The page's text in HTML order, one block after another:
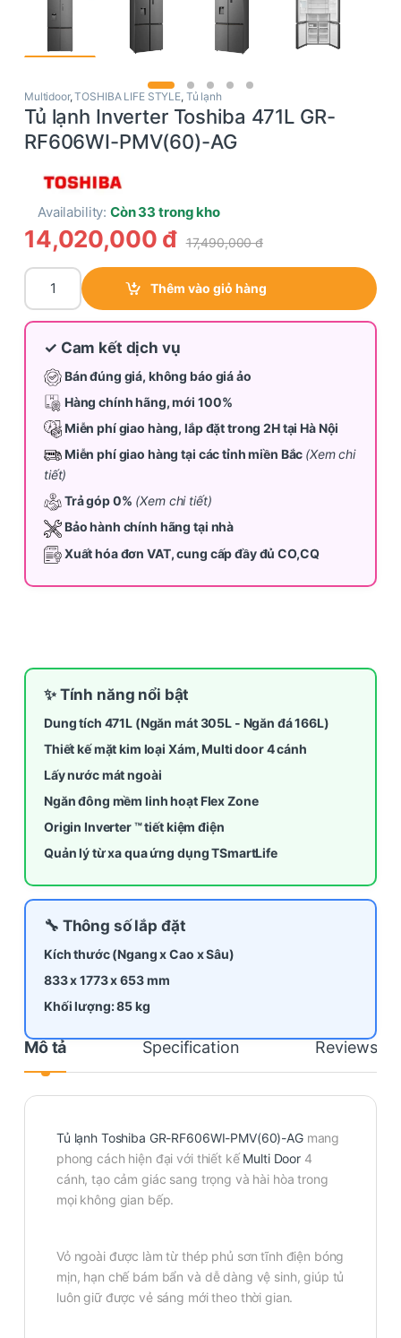
Multidoor,TOSHIBA LIFE STYLE, Tủ lạnh
Tủ lạnh Inverter Toshiba 471L GR-
RF606WI-PMV(60)-AG
Availability:Còn 33 trong kho
14,020,000 đ 17,490,000đ
Tủ lạnh Inverter Toshiba 471L GR-RF606WI-PMV(60)-AG
Thêm vào giỏ hàng
✓ Cam kết dịch vụ
Bán đúng giá, không báo giá ảo
Hàng chính hãng, mới 100%
Miễn phí giao hàng, lắp đặt trong 2H tại Hà Nội
Miễn phí giao hàng tại các tỉnh miền Bắc (Xem chi
tiết)
Trả góp 0% (Xem chi tiết)
Bảo hành chính hãng tại nhà
Xuất hóa đơn VAT, cung cấp đầy đủ CO,CQ
✨ Tính năng nổi bật
Dung tích 471L (Ngăn mát 305L - Ngăn đá 166L)
Thiết kế mặt kim loại Xám, Multi door 4 cánh
Lấy nước mát ngoài
Ngăn đông mềm linh hoạt Flex Zone
Origin Inverter ™ tiết kiệm điện
Quản lý từ xa qua ứng dụng TSmartLife
🔧 Thông số lắp đặt
Kích thước (Ngang x Cao x Sâu)
833 x 1773 x653mm
Khối lượng: 85 kg
Mô tả Specification Reviews
Tủ lạnh Toshiba GR-RF606WI-PMV(60)-AGmang
phong cách hiện đại với thiết kế Multi Door 4
cánh, tạo cảm giác sang trọng và hài hòa trong
mọi không gian bếp.
Vỏ ngoài được làm từ thép phủ sơn tĩnh điện bóng
mịn, hạn chế bám bẩn và dễ dàng vệ sinh, giúp tủ
luôn giữ được vẻ sáng mới theo thời gian.